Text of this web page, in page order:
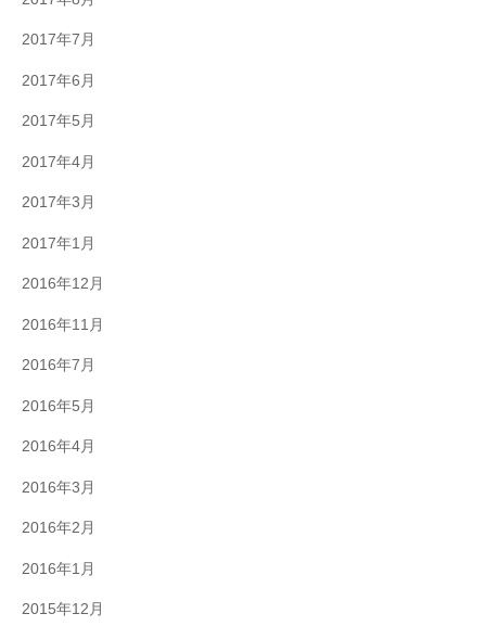
2017年7月
2017年6月
2017年5月
2017年4月
2017年3月
2017年1月
2016年12月
2016年11月
2016年7月
2016年5月
2016年4月
2016年3月
2016年2月
2016年1月
2015年12月